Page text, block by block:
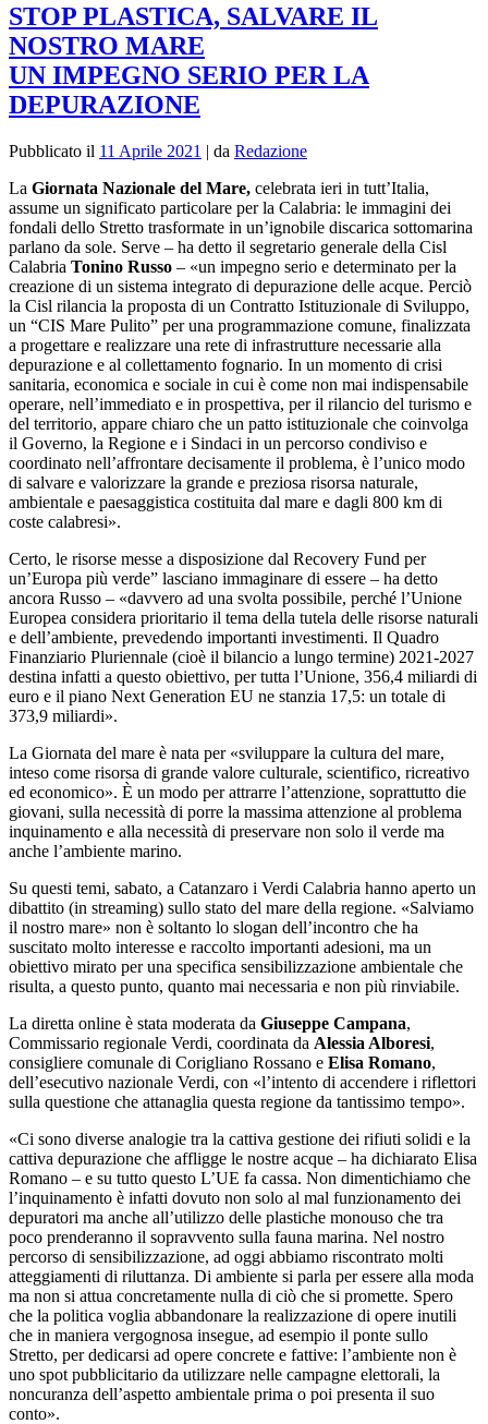
STOP PLASTICA, SALVARE IL
NOSTRO MARE
UN IMPEGNO SERIO PER LA
DEPURAZIONE
Pubblicato il 11 Aprile 2021 | da Redazione
La Giornata Nazionale del Mare, celebrata ieri in tutt’Italia,
assume un significato particolare per la Calabria: le immagini dei
fondali dello Stretto trasformate in un’ignobile discarica sottomarina
parlano da sole. Serve – ha detto il segretario generale della Cisl
Calabria Tonino Russo – «un impegno serio e determinato per la
creazione di un sistema integrato di depurazione delle acque. Perciò
la Cisl rilancia la proposta di un Contratto Istituzionale di Sviluppo,
un “CIS Mare Pulito” per una programmazione comune, finalizzata
a progettare e realizzare una rete di infrastrutture necessarie alla
depurazione e al collettamento fognario. In un momento di crisi
sanitaria, economica e sociale in cui è come non mai indispensabile
operare, nell’immediato e in prospettiva, per il rilancio del turismo e
del territorio, appare chiaro che un patto istituzionale che coinvolga
il Governo, la Regione e i Sindaci in un percorso condiviso e
coordinato nell’affrontare decisamente il problema, è l’unico modo
di salvare e valorizzare la grande e preziosa risorsa naturale,
ambientale e paesaggistica costituita dal mare e dagli 800 km di
coste calabresi».
Certo, le risorse messe a disposizione dal Recovery Fund per
un’Europa più verde” lasciano immaginare di essere – ha detto
ancora Russo – «davvero ad una svolta possibile, perché l’Unione
Europea considera prioritario il tema della tutela delle risorse naturali
e dell’ambiente, prevedendo importanti investimenti. Il Quadro
Finanziario Pluriennale (cioè il bilancio a lungo termine) 2021-2027
destina infatti a questo obiettivo, per tutta l’Unione, 356,4 miliardi di
euro e il piano Next Generation EU ne stanzia 17,5: un totale di
373,9 miliardi».
La Giornata del mare è nata per «sviluppare la cultura del mare,
inteso come risorsa di grande valore culturale, scientifico, ricreativo
ed economico». È un modo per attrarre l’attenzione, soprattutto die
giovani, sulla necessità di porre la massima attenzione al problema
inquinamento e alla necessità di preservare non solo il verde ma
anche l’ambiente marino.
Su questi temi, sabato, a Catanzaro i Verdi Calabria hanno aperto un
dibattito (in streaming) sullo stato del mare della regione. «Salviamo
il nostro mare» non è soltanto lo slogan dell’incontro che ha
suscitato molto interesse e raccolto importanti adesioni, ma un
obiettivo mirato per una specifica sensibilizzazione ambientale che
risulta, a questo punto, quanto mai necessaria e non più rinviabile.
La diretta online è stata moderata da Giuseppe Campana,
Commissario regionale Verdi, coordinata da Alessia Alboresi,
consigliere comunale di Corigliano Rossano e Elisa Romano,
dell’esecutivo nazionale Verdi, con «l’intento di accendere i riflettori
sulla questione che attanaglia questa regione da tantissimo tempo».
«Ci sono diverse analogie tra la cattiva gestione dei rifiuti solidi e la
cattiva depurazione che affligge le nostre acque – ha dichiarato Elisa
Romano – e su tutto questo L’UE fa cassa. Non dimentichiamo che
l’inquinamento è infatti dovuto non solo al mal funzionamento dei
depuratori ma anche all’utilizzo delle plastiche monouso che tra
poco prenderanno il sopravvento sulla fauna marina. Nel nostro
percorso di sensibilizzazione, ad oggi abbiamo riscontrato molti
atteggiamenti di riluttanza. Di ambiente si parla per essere alla moda
ma non si attua concretamente nulla di ciò che si promette. Spero
che la politica voglia abbandonare la realizzazione di opere inutili
che in maniera vergognosa insegue, ad esempio il ponte sullo
Stretto, per dedicarsi ad opere concrete e fattive: l’ambiente non è
uno spot pubblicitario da utilizzare nelle campagne elettorali, la
noncuranza dell’aspetto ambientale prima o poi presenta il suo
conto».